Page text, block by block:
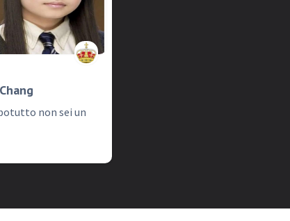
non sei un